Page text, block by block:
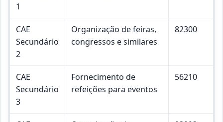
1
CAE
Secundário
2
Organização de feiras,
congressos e similares
82300
CAE
Secundário
3
Fornecimento de
refeições para eventos
56210